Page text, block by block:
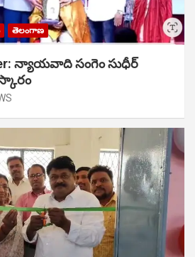
తెలంగాణ
న్యాయవాది సంగెం సుధీర్